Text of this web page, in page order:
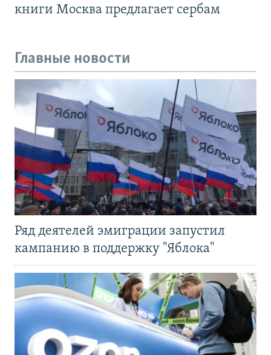
книги Москва предлагает сербам
Главные новости
Ряд деятелей эмиграции запустил
кампанию в поддержку "Яблока"